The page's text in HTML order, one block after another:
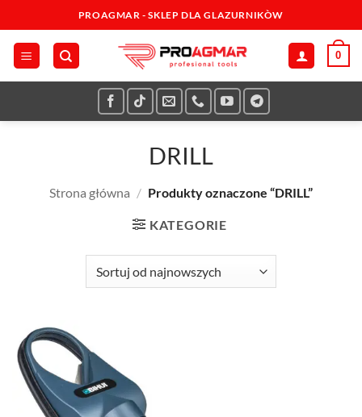
do
zawartości
PROAGMAR - SKLEP DLA GLAZURNIKÒW
0
DRILL
Strona główna / Produkty oznaczone “DRILL”
KATEGORIE